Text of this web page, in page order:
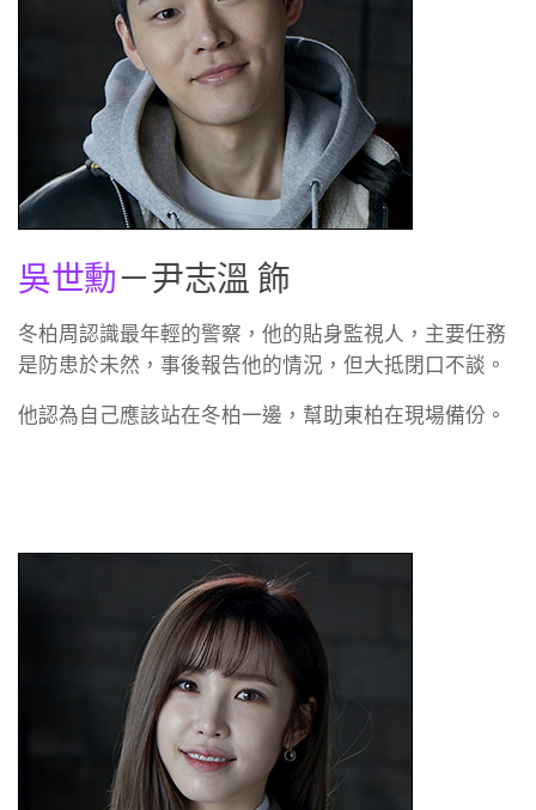
吳世勳－尹志溫 飾
冬柏周認識最年輕的警察，他的貼身監視人，主要任務
是防患於未然，事後報告他的情況，但大抵閉口不談。
他認為自己應該站在冬柏一邊，幫助東柏在現場備份。